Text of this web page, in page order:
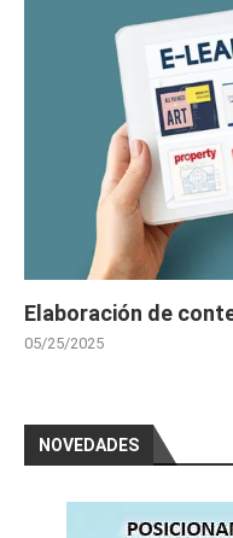
Elaboración de
05/25/2025
NOVEDADES